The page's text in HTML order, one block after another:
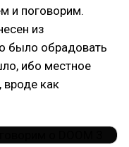
и поговорим.
из
было обрадовать
ибо местное
как